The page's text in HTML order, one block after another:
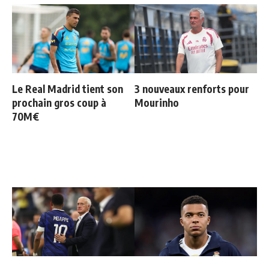
Le Real Madrid tient son
prochain gros coup à
70M€
3 nouveaux renforts pour
Mourinho